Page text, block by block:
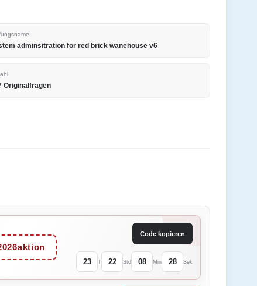
adminsitration for red brick wanehouse v6
Originalfragen
Code kopieren
23 T 22 Std 08 Min 28 Sek